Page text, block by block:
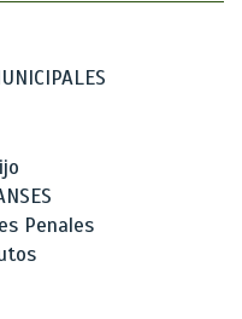
Penales